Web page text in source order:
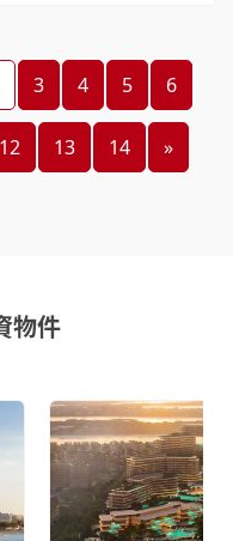
3 4 5 6
12 13 14 »
物件